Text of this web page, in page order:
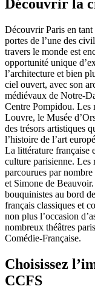
Découvrir la
Découvrir Paris en
portes de l’une des
travers le monde est
opportunité unique
l’architecture et bien
ciel ouvert, avec son
médiévaux de Notre-
Centre Pompidou. Les
Louvre, le Musée
des trésors artistiques
l’histoire de l’art
La littérature française
culture parisienne. Les
parcourues par nombre
et Simone de
bouquinistes au bord
français classiques et
non plus l’occasion
nombreux théâtres
Comédie-Française.
Choisissez
CCFS